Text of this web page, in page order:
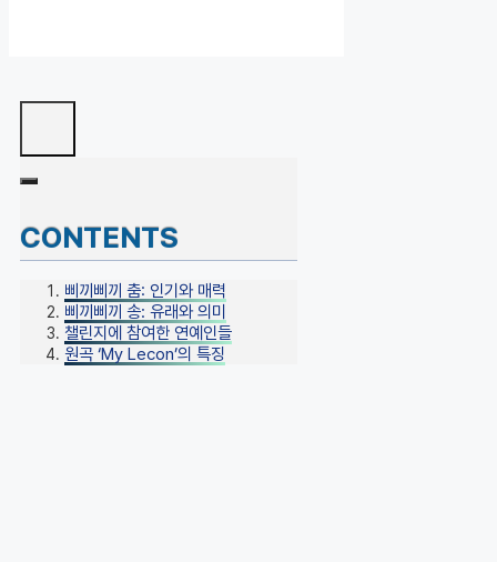
CONTENTS
삐끼삐끼 춤: 인기와 매력
삐끼삐끼 송: 유래와 의미
챌린지에 참여한 연예인들
원곡 ‘My Lecon’의 특징